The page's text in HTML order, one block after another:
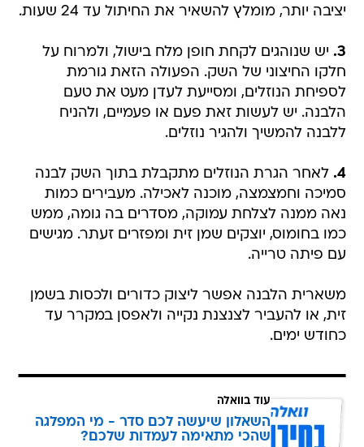
יציבה יותר, מומלץ להשאיר את החיתול עד 24 שעות.
3. יש שנוהגים לקחת חופן מלח בישול, ולמרוח על
חלקו החיצוני של השק. הפעולה הזאת גורמת
לספיחת הנוזלים, ומסייעת לעדן מעט את טעם
הלבנה. יש לעשות זאת פעם או פעמיים, ולהניח
ללבנה להמשיך ולהגיר נוזלים.
4. לאחר הגרת הנוזלים מתקבלת בתוך השק לבנה
סמיכה וחמצמצה, מוכנה לאכילה. מעבירים כמות
נאה ממנה לצלחת עמוקה, מסדרים בה גומה, ממש
כמו בחומוס, יוצקים שמן זית ומפזרים זעתר. מגישים
עם פיתה טרייה.
משארית הלבנה אפשר ליצוק כדורים ולכסות בשמן
זית, או להעביר לצנצנת נקייה ולאפסן במקרר עד
כחודש ימים.
עוד בוואלה
השאלון שיעשה לכם סדר - מי המפלגה
שהכי מתאימה לעמדות שלכם?